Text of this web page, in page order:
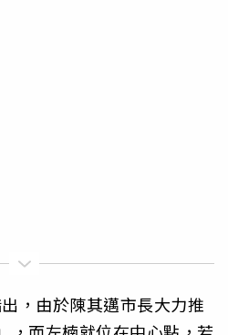
，由於陳其邁市長大力推